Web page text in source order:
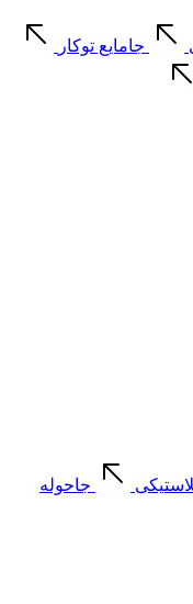
جامایع توکار
جاحوله